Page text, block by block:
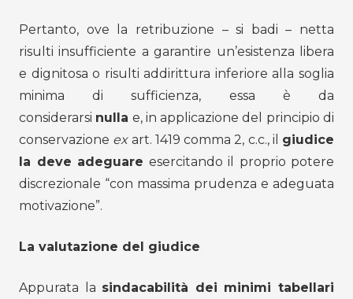
Pertanto, ove la retribuzione – si badi – netta
risulti insufficiente a garantire un’esistenza libera
e dignitosa o risulti addirittura inferiore alla soglia
minima di sufficienza, essa è da
considerarsi nulla e, in applicazione del principio di
conservazione exart. 1419 comma 2, c.c., il giudice
la deve adeguare esercitando il proprio potere
discrezionale “con massima prudenza e adeguata
motivazione”.
La valutazione del giudice
Appurata la sindacabilità dei minimi tabellari